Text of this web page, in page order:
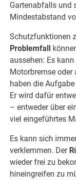
Gartenabfalls und
Mindestabstand
Schutzfunktionen
Problemfall
aussehen: Es
Motorbremse
haben die
Er wird dafür
– entweder über
viel eingeführtes
Es kann sich
verklemmen. Der
wieder frei zu
hineingreifen zu